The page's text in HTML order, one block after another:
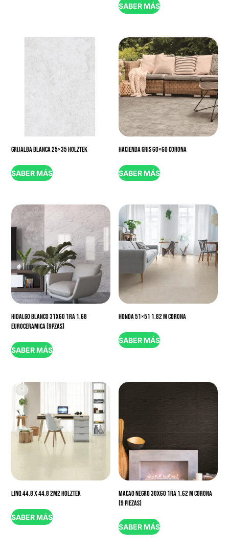
SABER MÁS
GRIJALBA BLANCA 25×35 HOLZTEK
SABER MÁS
HACIENDA GRIS 60×60 CORONA
SABER MÁS
HIDALGO BLANCO 31X60 1RA 1.68
EUROCERAMICA (9PZAS)
SABER MÁS
HONDA 51×51 1.82 M CORONA
SABER MÁS
LINQ 44.8 X 44.8 2M2 HOLZTEK
SABER MÁS
MACAO NEGRO 30X60 1RA 1.62 M CORONA
(9 PIEZAS)
SABER MÁS